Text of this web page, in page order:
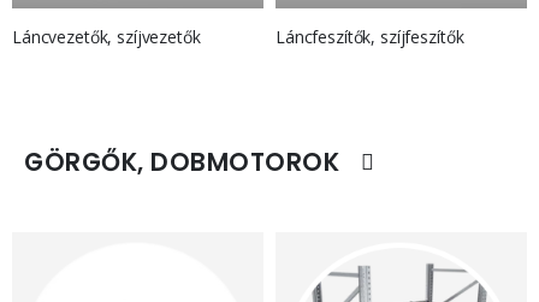
Láncvezetők, szíjvezetők Láncfeszítők, szíjfeszítők
GÖRGŐK, DOBMOTOROK